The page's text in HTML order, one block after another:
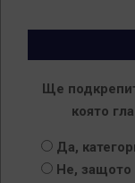
Ще
която
Да,
Не,